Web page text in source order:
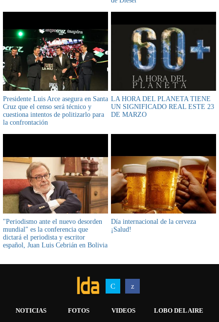
Presidente Luis Arce asegura en Santa
Cruz que el censo será técnico y
cuestiona intentos de politizarlo para
la confrontación
LA HORA DEL PLANETA TIENE
UN SIGNIFICADO REAL ESTE 23
DE MARZO
"Periodismo ante el nuevo desorden
mundial" es la conferencia que
dictará el periodista y escritor
español, Juan Luis Cebrián en Bolivia
Día internacional de la cerveza
¡Salud!
NOTICIAS FOTOS VIDEOS LOBO DEL AIRE